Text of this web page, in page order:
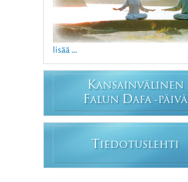
lisää ...
KANSAINVÄLINEN
FALUN DAFA -PÄIVÄ
T IEDOTUSLEHTI